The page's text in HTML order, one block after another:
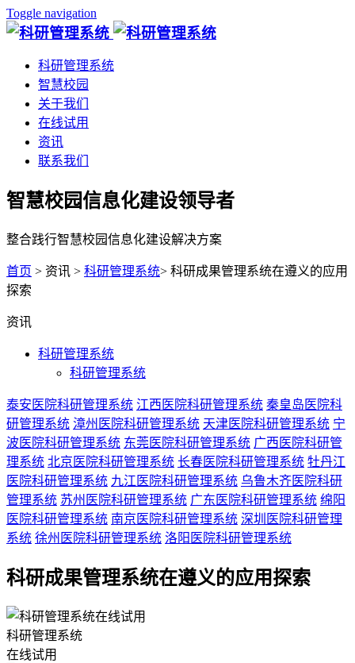
Toggle navigation
科研管理系统
智慧校园
关于我们
在线试用
资讯
联系我们
智慧校园信息化建设领导者
整合践行智慧校园信息化建设解决方案
首页 > 资讯 > 科研管理系统> 科研成果管理系统在遵义的应用
探索
资讯
科研管理系统
科研管理系统
泰安医院科研管理系统 江西医院科研管理系统 秦皇岛医院科
研管理系统 漳州医院科研管理系统 天津医院科研管理系统 宁
波医院科研管理系统 东莞医院科研管理系统 广西医院科研管
理系统 北京医院科研管理系统 长春医院科研管理系统 牡丹江
医院科研管理系统 九江医院科研管理系统 乌鲁木齐医院科研
管理系统 苏州医院科研管理系统 广东医院科研管理系统 绵阳
医院科研管理系统 南京医院科研管理系统 深圳医院科研管理
系统 徐州医院科研管理系统 洛阳医院科研管理系统
科研成果管理系统在遵义的应用探索
科研管理系统
在线试用